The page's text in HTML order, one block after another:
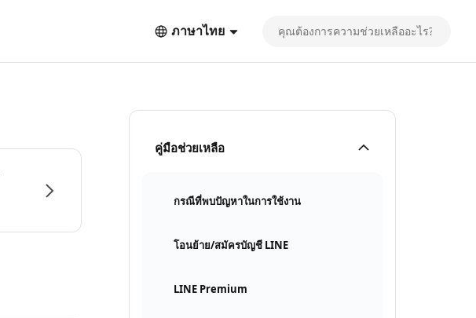
ภาษาไทย
คู่มือช่วยเหลือ
กรณีที่พบปัญหาในการใช้งาน
โอนย้าย/สมัครบัญชี LINE
LINE Premium